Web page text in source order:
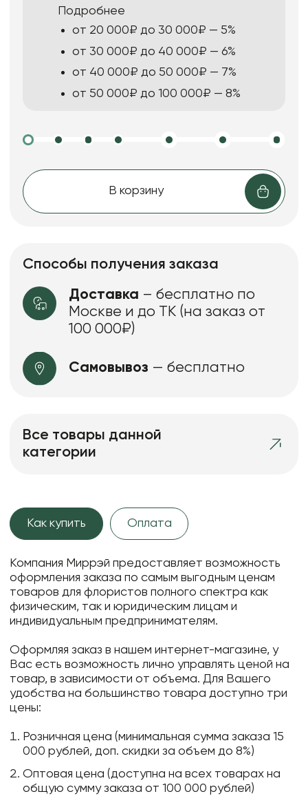
Подробнее
от 20 000₽ до 30 000₽ — 5%
от 30 000₽ до 40 000₽ — 6%
от 40 000₽ до 50 000₽ — 7%
от 50 000₽ до 100 000₽ — 8%
В корзину
Способы получения заказа
Доставка – бесплатно по
Москве и до ТК (на заказ от
100 000₽)
Самовывоз — бесплатно
Все товары данной
категории
Как купить Оплата
Компания Миррэй предоставляет возможность
оформления заказа по самым выгодным ценам
товаров для флористов полного спектра как
физическим, так и юридическим лицам и
индивидуальным предпринимателям.
Оформляя заказ в нашем интернет-магазине, у
Вас есть возможность лично управлять ценой на
товар, в зависимости от объема. Для Вашего
удобства на большинство товара доступно три
цены:
Розничная цена (минимальная сумма заказа 15
000 рублей, доп. скидки за объем до 8%)
Оптовая цена (доступна на всех товарах на
общую сумму заказа от 100 000 рублей)